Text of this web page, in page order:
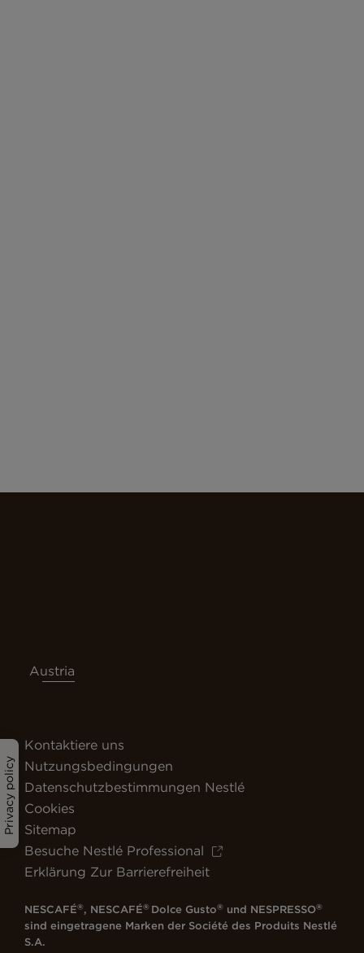
Privacy policy
Austria
Kontaktiere uns
Nutzungsbedingungen
Datenschutzbestimmungen Nestlé
Cookies
Sitemap
Besuche Nestlé Professional
Erklärung Zur Barrierefreiheit
NESCAFÉ®, NESCAFÉ®Dolce Gusto® und NESPRESSO®
sind eingetragene Marken der Société des Produits Nestlé
S.A.